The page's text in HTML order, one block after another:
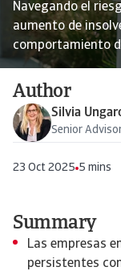
Navegando el
aumento de
comportamiento
Author
Silvia
Senior
23 Oct 2025 5 mins
Summary
Las empresas
persistentes